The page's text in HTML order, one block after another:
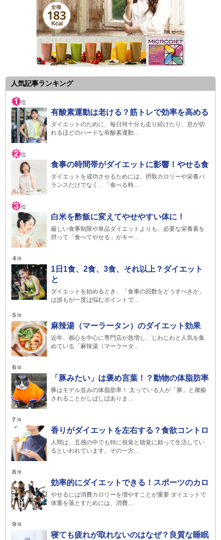
人気記事ランキング
有酸素運動は老ける？筋トレで効率を高める
ダイエットのために、毎日何十分も走り続けたり、息が切
れるほどのハードな有酸素運動…
食事の時間帯がダイエットに影響！やせる食
ダイエットを成功させるためには、摂取カロリーや栄養バ
ランスだけでなく、「食べる時…
白米を酢飯に変えてやせやすい体に！
厳しい食事制限や単品ダイエットよりも、必要な栄養素を
摂って「食べてやせる」がキー…
1日1食、2食、3食、それ以上？ダイエット
と
ダイエットを始めるとき、「食事の回数をどうすべきか」
は誰もが一度は悩むポイントで…
麻辣湯（マーラータン）のダイエット効果
近年、都心を中心に専門店が急増し、じわじわと人気を集
めている「麻辣湯（マーラータ…
「豚みたい」は褒め言葉！？動物の体脂肪率
豚はモデル並みの体脂肪率！ 太っている人が「豚」と揶揄
されることがしばしばありま…
香りがダイエットを左右する？食欲コントロ
人間は、五感の中でも特に視覚と聴覚に頼って生活してい
るといわれています。その一方…
効率的にダイエットできる！スポーツのカロ
やせるには消費カロリーを増やすことが重要 ダイエットで
体重を落とすためには、消費…
寝ても疲れが取れないのはなぜ？良質な睡眠